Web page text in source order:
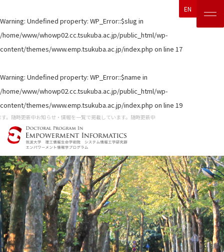
Warning: Undefined property: WP_Error::$slug in
/home/www/whowp02.cc.tsukuba.ac.jp/public_html/wp-
content/themes/www.emp.tsukuba.ac.jp/index.php on line 17
Warning: Undefined property: WP_Error::$name in
/home/www/whowp02.cc.tsukuba.ac.jp/public_html/wp-
content/themes/www.emp.tsukuba.ac.jp/index.php on line 19
随時更新中お知らせ・情報を一覧で掲載しています。随時更新中
EN